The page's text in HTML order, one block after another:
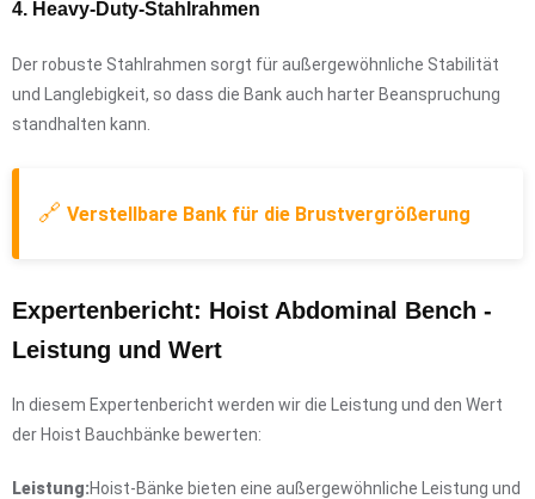
4. Heavy-Duty-Stahlrahmen
Der robuste Stahlrahmen sorgt für außergewöhnliche Stabilität
und Langlebigkeit, so dass die Bank auch harter Beanspruchung
standhalten kann.
🔗 Verstellbare Bank für die Brustvergrößerung
Expertenbericht: Hoist Abdominal Bench -
Leistung und Wert
In diesem Expertenbericht werden wir die Leistung und den Wert
der Hoist Bauchbänke bewerten:
Leistung:Hoist-Bänke bieten eine außergewöhnliche Leistung und